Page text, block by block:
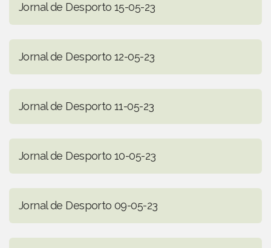
Jornal de Desporto 15-05-23
Jornal de Desporto 12-05-23
Jornal de Desporto 11-05-23
Jornal de Desporto 10-05-23
Jornal de Desporto 09-05-23